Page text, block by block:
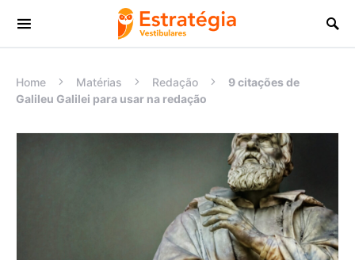
Procurar:
Home Matérias Redação
9 citações de
Galileu Galilei para usar na redação